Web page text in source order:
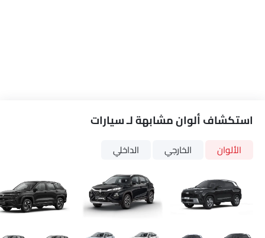
استكشاف ألوان مشابهة لـ سيارات
الألوان الخارجي الداخلي
Link Your Google Account
Link Your Facebook Account